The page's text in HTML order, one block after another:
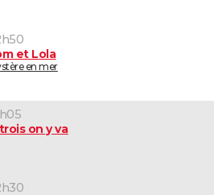
et Lola
en mer
on y va